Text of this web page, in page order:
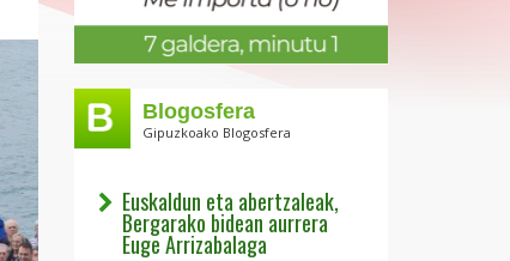
Blogosfera
Gipuzkoako Blogosfera
Euskaldun eta abertzaleak,
Bergarako bidean aurrera
Euge Arrizabalaga